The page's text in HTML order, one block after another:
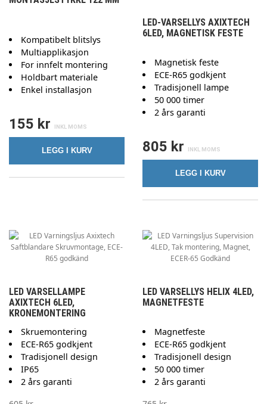
Kompatibelt blitslys
Multiapplikasjon
For innfelt montering
Holdbart materiale
Enkel installasjon
155 kr
LEGG I KURV
LED-VARSELLYS AXIXTECH
6LED, MAGNETISK FESTE
Magnetisk feste
ECE-R65 godkjent
Tradisjonell lampe
50 000 timer
2 års garanti
805 kr
LEGG I KURV
LED VARSELLAMPE
AXIXTECH 6LED,
KRONEMONTERING
Skruemontering
ECE-R65 godkjent
Tradisjonell design
IP65
2 års garanti
LED VARSELLYS HELIX 4LED,
MAGNETFESTE
Magnetfeste
ECE-R65 godkjent
Tradisjonell design
50 000 timer
2 års garanti